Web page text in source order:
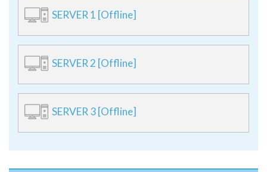
SERVER 1 [Offline]
SERVER 2 [Offline]
SERVER 3 [Offline]